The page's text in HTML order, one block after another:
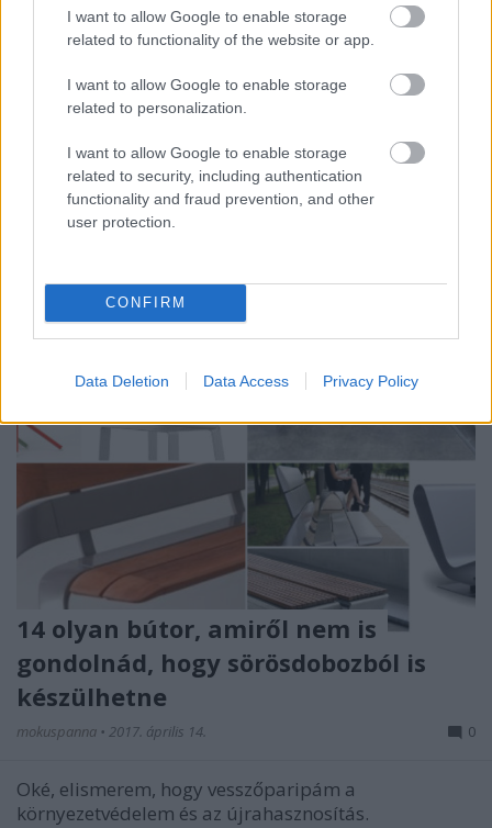
I want to allow Google to enable storage
related to functionality of the website or app.
I want to allow Google to enable storage
related to personalization.
I want to allow Google to enable storage
related to security, including authentication
functionality and fraud prevention, and other
user protection.
CONFIRM
Data Deletion Data Access Privacy Policy
alumíniumról! Hányat ismertél?
Most, hogy értékes dolgokat nyerhetünk csak azzal,
hogy az alumíniumdobozokat visszaváltjuk az
ország 200 automatájának egyikében, majd
megválaszolunk pár gyors kvízkérdést, gondoltam
összeszedek 9 olyan érdekességet, amit még te sem
14 olyan bútor, amiről nem is
gondolnád, hogy sörösdobozból is
készülhetne
mokuspanna • 2017. április 14. 0
Oké, elismerem, hogy vesszőparipám a
környezetvédelem és az újrahasznosítás.